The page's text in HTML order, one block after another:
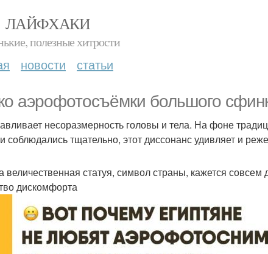
ЛАЙФХАКИ
полезные хитрости
новости статьи
аэрофотосъёмки большого
несоразмерность головы и тела. На фоне
соблюдались тщательно, этот диссонанс удивляет и
статуя, символ страны, кажется совсем
дискомфорта